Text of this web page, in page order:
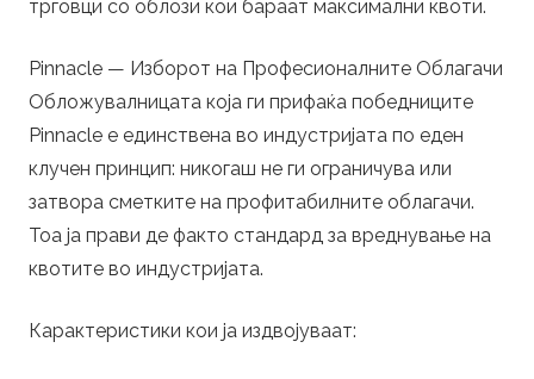
трговци со облози кои бараат максимални квоти.
Pinnacle — Изборот на Професионалните Облагачи
Обложувалницата која ги прифаќа победниците
Pinnacle е единствена во индустријата по еден
клучен принцип: никогаш не ги ограничува или
затвора сметките на профитабилните облагачи.
Тоа ја прави де факто стандард за вреднување на
квотите во индустријата.
Карактеристики кои ја издвојуваат: